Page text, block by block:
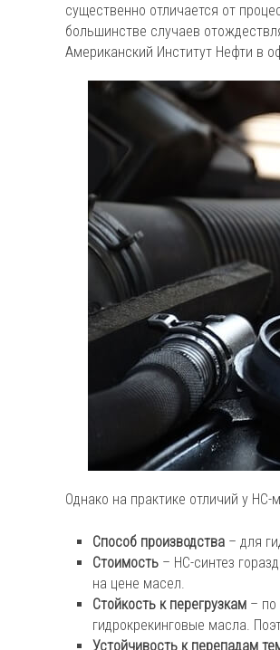
существенно отличается от
большинстве случаев
Американский Институт Нефти в
Однако на практике отличий у
Способ производства – для
Стоимость – HC-синтез
на цене масел.
Стойкость к перегрузкам – по
гидрокрекинговые масла.
Устойчивость к перепадам